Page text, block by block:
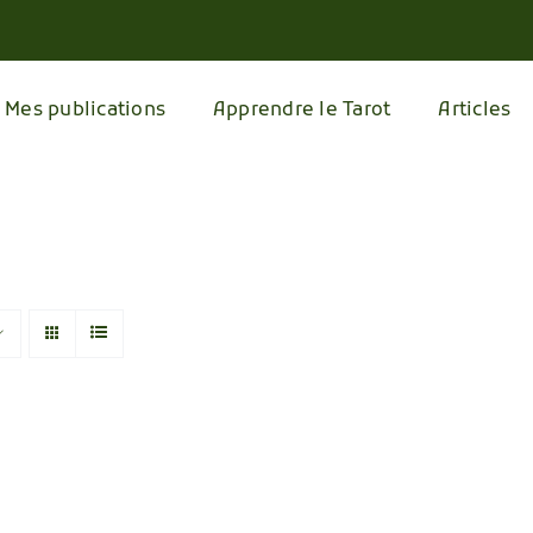
Mes publications Apprendre le Tarot Articles